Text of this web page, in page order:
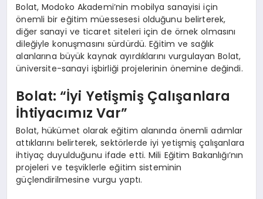
Bolat, Modoko Akademi’nin mobilya sanayisi için
önemli bir eğitim müessesesi olduğunu belirterek,
diğer sanayi ve ticaret siteleri için de örnek olmasını
dileğiyle konuşmasını sürdürdü. Eğitim ve sağlık
alanlarına büyük kaynak ayırdıklarını vurgulayan Bolat,
üniversite-sanayi işbirliği projelerinin önemine değindi.
Bolat: “İyi Yetişmiş Çalışanlara
İhtiyacımız Var”
Bolat, hükümet olarak eğitim alanında önemli adımlar
attıklarını belirterek, sektörlerde iyi yetişmiş çalışanlara
ihtiyaç duyulduğunu ifade etti. Mili Eğitim Bakanlığı’nın
projeleri ve teşviklerle eğitim sisteminin
güçlendirilmesine vurgu yaptı.